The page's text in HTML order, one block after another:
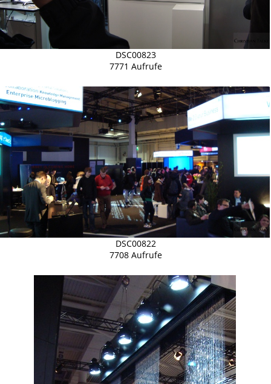
DSC00823
7771 Aufrufe
DSC00822
7708 Aufrufe